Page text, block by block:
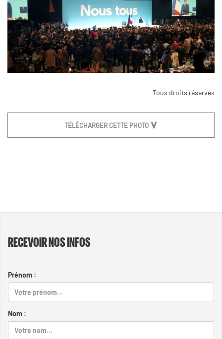
Tous droits réservés
TÉLÉCHARGER CETTE PHOTO
RECEVOIR NOS INFOS
Prénom :
Nom :